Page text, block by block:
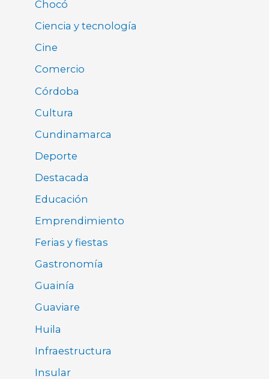
Chocó
Ciencia y tecnología
Cine
Comercio
Córdoba
Cultura
Cundinamarca
Deporte
Destacada
Educación
Emprendimiento
Ferias y fiestas
Gastronomía
Guainía
Guaviare
Huila
Infraestructura
Insular